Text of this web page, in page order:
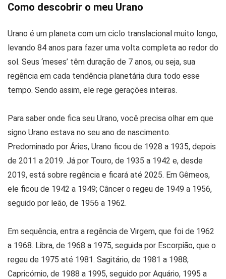
Como descobrir o meu Urano
Urano é um planeta com um ciclo translacional muito longo,
levando 84 anos para fazer uma volta completa ao redor do
sol. Seus ‘meses’ têm duração de 7 anos, ou seja, sua
regência em cada tendência planetária dura todo esse
tempo. Sendo assim, ele rege gerações inteiras.
Para saber onde fica seu Urano, você precisa olhar em que
signo Urano estava no seu ano de nascimento.
Predominado por Áries, Urano ficou de 1928 a 1935, depois
de 2011 a 2019. Já por Touro, de 1935 a 1942 e, desde
2019, está sobre regência e ficará até 2025. Em Gêmeos,
ele ficou de 1942 a 1949; Câncer o regeu de 1949 a 1956,
seguido por leão, de 1956 a 1962.
Em sequência, entra a regência de Virgem, que foi de 1962
a 1968. Libra, de 1968 a 1975, seguida por Escorpião, que o
regeu de 1975 até 1981. Sagitário, de 1981 a 1988;
Capricórnio, de 1988 a 1995, seguido por Aquário, 1995 a